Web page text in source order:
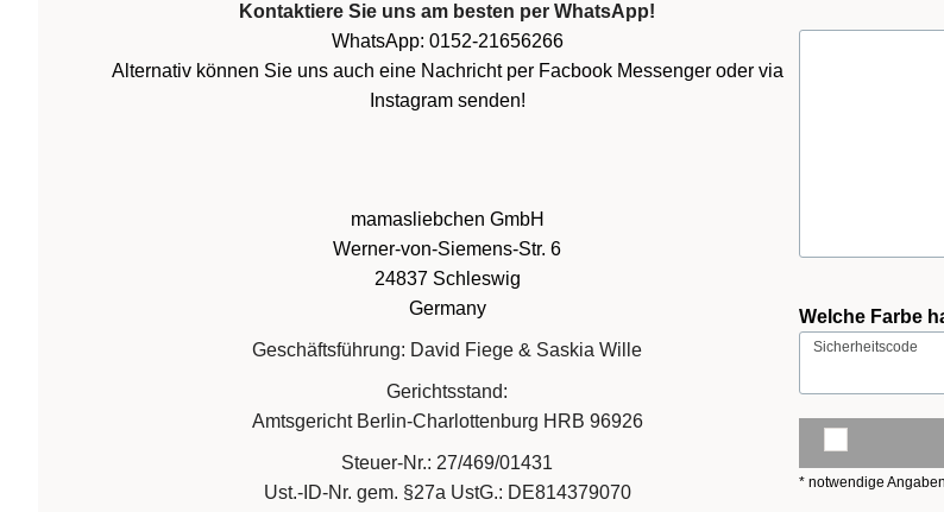
Kontaktiere Sie uns am besten per WhatsApp!
WhatsApp: 0152-21656266
Alternativ können Sie uns auch eine Nachricht per Facbook Messenger oder via
Instagram senden!
mamasliebchen GmbH
Werner-von-Siemens-Str. 6
24837 Schleswig
Germany
Geschäftsführung: David Fiege & Saskia Wille
Gerichtsstand:
Amtsgericht Berlin-Charlottenburg HRB 96926
Steuer-Nr.: 27/469/01431
Ust.-ID-Nr. gem. §27a UstG.: DE814379070
Sicherheitscode
Welche Farbe
* notwendige Angaben